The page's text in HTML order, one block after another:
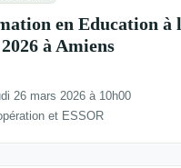
en Education à
à Amiens
26 mars 2026 à 10h00
et ESSOR